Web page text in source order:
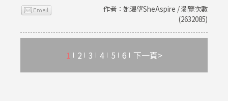
作者：她渴望SheAspire / 瀏覽次數
(2632085)
1 2 3 4 5 6 下一頁>